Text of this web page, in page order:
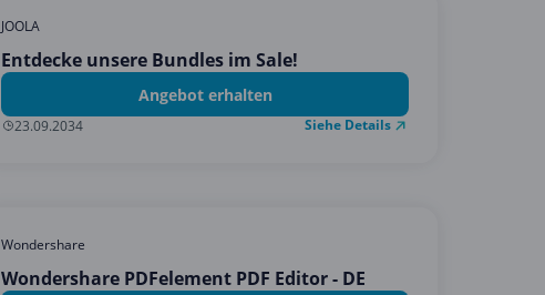
JOOLA
Entdecke unsere Bundles im Sale!
Angebot erhalten
23.09.2034 Siehe Details
Wondershare
Wondershare PDFelement PDF Editor - DE